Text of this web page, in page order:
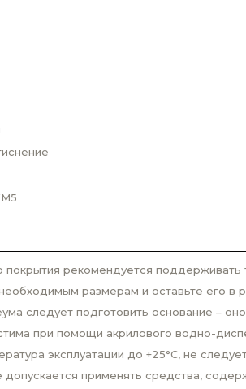
покрытия рекомендуется
размерам и оставьте его в
следует подготовить основание –
при помощи акрилового водно-
эксплуатации до +25°С, не
допускается применять средства,